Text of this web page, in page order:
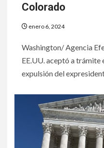
Colorado
enero 6, 2024
Washington/ Agencia
EE.UU. aceptó a trámite
expulsión del